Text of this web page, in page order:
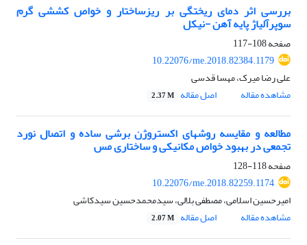
بررسی اثر دمای ریختگی بر ریزساختار و خواص کششی گرم
سوپرآلیاژ پایه آهن -نیکل
صفحه108-117
10.22076/me.2018.82384.1179
علی رضا میرک، مهسا قدسی
مشاهده مقاله
اصل مقاله 2.37 M
مطالعه و مقایسه روشهای اکستروژن برشی ساده و اتصال نورد
تجمعی در بهبود خواص مکانیکی و ساختاری مس
صفحه118-128
10.22076/me.2018.82259.1174
امیرحسین اسلامی، مصطفی بلالی، سیدمحمدحسین سیدکاشی
مشاهده مقاله
اصل مقاله 2.07 M